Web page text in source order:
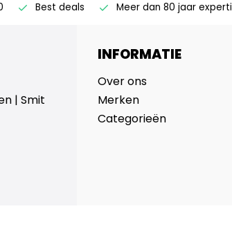
Best deals Meer dan 80 jaar
| Smit
INFORMATIE
Over ons
Merken
Categorieën